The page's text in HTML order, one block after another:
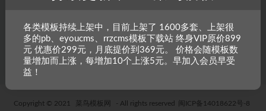
应式）_RRZCMS模板_人人站
CMS模板
6 年前 54 19.9
Copyright © 2021 菜鸟模板网 - All rights reserved 闽ICP备14018622号-8
各类模板持续上架中，目前上架了 1600多套、上架很
多的pb、eyoucms、rrzcms模板下载站 终身VIP原价899
元 优惠价299元，月底提价到369元。 价格会随模板数
量增加而上涨，每增加10个上涨5元。早加入会员早受
益！